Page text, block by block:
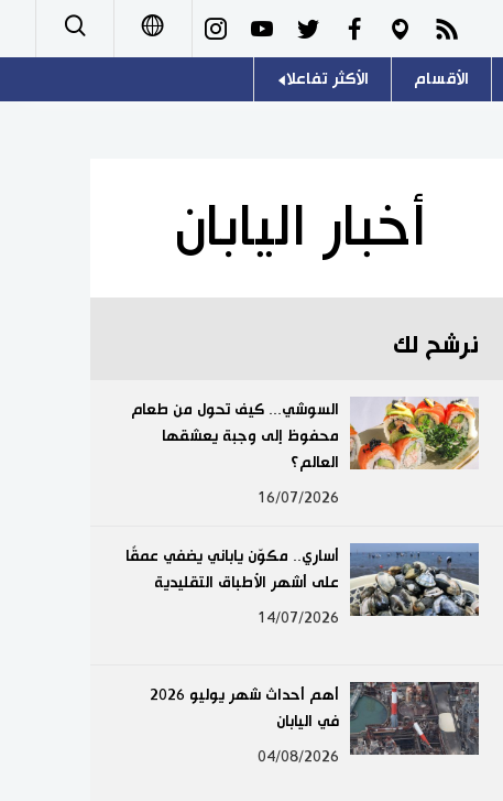
Русский
الأقسام
تجارب وآراء
سياسة
اقتصاد
مجتمع
ثقافة
طوكيو
الأكثر تفاعلا
هو وهي
المطبخ الياباني
أخبار اليابان
نرشح لك
السوشي... كيف تحول من طعام
محفوظ إلى وجبة يعشقها
العالم؟
16/07/2026
أساري.. مكوّن ياباني يضفي عمقًا
على أشهر الأطباق التقليدية
14/07/2026
أهم أحداث شهر يوليو 2026
في اليابان
04/08/2026